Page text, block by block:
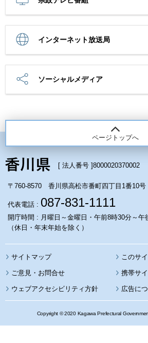
インターネット放送局
ソーシャルメディア
ページトップへ
[ 法人番号 ]8000020370002
〒760-8570 香川県高松市番町四丁目1番10号
代表電話 : 087-831-1111
開庁時間 : 月曜日～金曜日・午前8時30分～午
（休日・年末年始を除く）
サイトマップ このサ
携帯サイ
ウェブアクセシビリティ方針 広告に
Copyright © 2020 Kagawa Prefectural